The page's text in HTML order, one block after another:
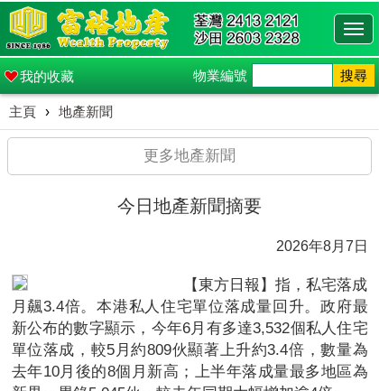
我的收藏 物業編號 搜尋
主頁 › 地產新聞
更多地產新聞
今日地產新聞摘要
2026年8月7日
【東方日報】指，私宅落成
月飆3.4倍。本港私人住宅單位落成量回升。政府最
新公布的數字顯示，今年6月有多達3,532個私人住宅
單位落成，較5月約809伙顯著上升約3.4倍，數量為
去年10月後的8個月新高；上半年落成量最多地區為